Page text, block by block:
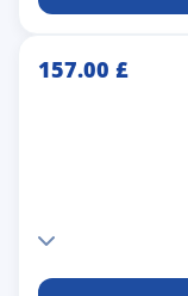
£
157.00